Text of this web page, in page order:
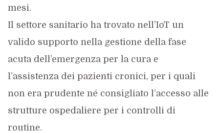
mesi.
Il settore sanitario ha trovato nell’IoT un
valido supporto nella gestione della fase
acuta dell’emergenza per la cura e
l’assistenza dei pazienti cronici, per i quali
non era prudente né consigliato l’accesso alle
strutture ospedaliere per i controlli di
routine.